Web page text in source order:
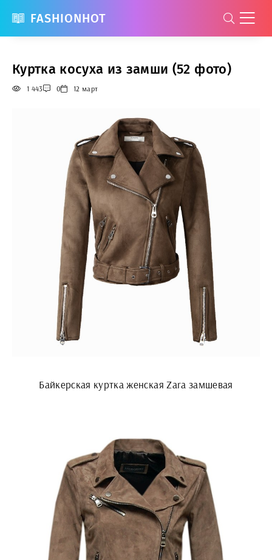
FASHIONHOT
Куртка косуха из замши (52 фото)
1 443 0 12 март
Байкерская куртка женская Zara замшевая